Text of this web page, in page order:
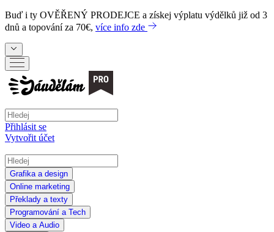
Buď i ty OVĚŘENÝ PRODEJCE a získej výplatu výdělků již od 3
dnů a topování za 70€, více info zde
Přihlásit se
Vytvořit účet
Grafika a design
Online marketing
Překlady a texty
Programování a Tech
Video a Audio